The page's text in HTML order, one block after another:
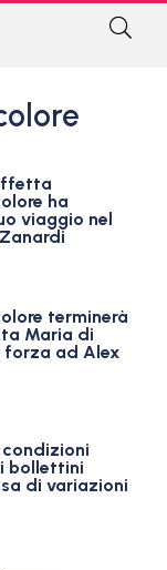
ha
viaggio nel
terminerà
Maria di
forza ad Alex
bollettini
di variazioni